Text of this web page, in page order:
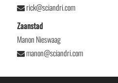
rick@sciandri.com
Zaanstad
Manon Nieswaag
manon@sciandri.com